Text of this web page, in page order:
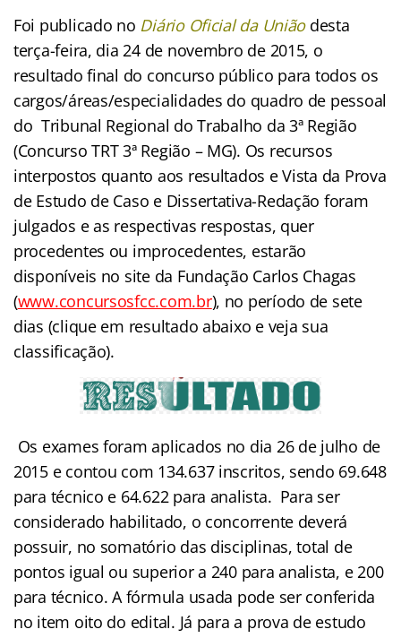
Foi publicado no Diário Oficial da União desta
terça-feira, dia 24 de novembro de 2015, o
resultado final do concurso público para todos os
cargos/áreas/especialidades do quadro de pessoal
do Tribunal Regional do Trabalho da 3ª Região
(Concurso TRT 3ª Região – MG). Os recursos
interpostos quanto aos resultados e Vista da Prova
de Estudo de Caso e Dissertativa-Redação foram
julgados e as respectivas respostas, quer
procedentes ou improcedentes, estarão
disponíveis no site da Fundação Carlos Chagas
(www.concursosfcc.com.br), no período de sete
dias (clique em resultado abaixo e veja sua
classificação).
Os exames foram aplicados no dia 26 de julho de
2015 e contou com 134.637 inscritos, sendo 69.648
para técnico e 64.622 para analista. Para ser
considerado habilitado, o concorrente deverá
possuir, no somatório das disciplinas, total de
pontos igual ou superior a 240 para analista, e 200
para técnico. A fórmula usada pode ser conferida
no item oito do edital. Já para a prova de estudo